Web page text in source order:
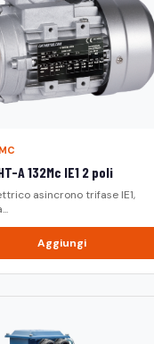
A 132Mc IE1 2 poli
asincrono trifase IE1,
Aggiungi